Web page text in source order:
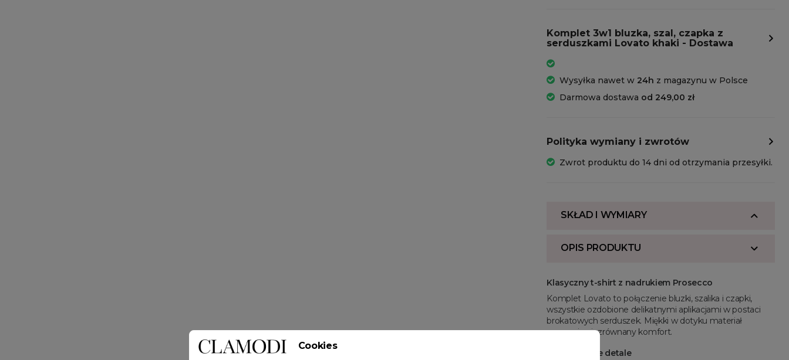
Komplet 3w1 bluzka, szal, czapka z
serduszkami Lovato khaki - Dostawa
Wysyłka nawet w 24h z magazynu w Polsce
Darmowa dostawa od 249,00 zł
Polityka wymiany i zwrotów
Zwrot produktu do 14 dni od otrzymania przesyłki.
SKŁAD I WYMIARY
OPIS PRODUKTU
Klasyczny t-shirt z nadrukiem Prosecco
Komplet Lovato to połączenie bluzki, szalika i czapki,
wszystkie ozdobione delikatnymi aplikacjami w postaci
brokatowych serduszek. Miękki w dotyku materiał
zapewnia niezrównany komfort.
Niezrównane detale
Cookies